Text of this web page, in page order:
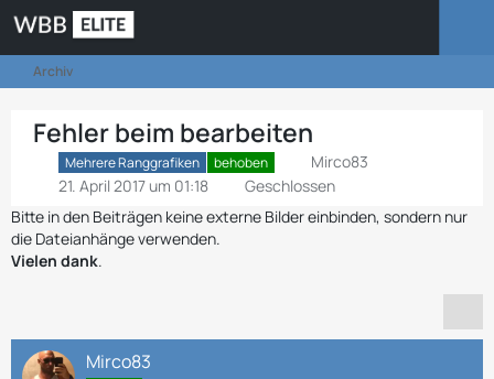
Archiv
Fehler beim bearbeiten
Mehrere Ranggrafiken behoben
Mirco83
21. April 2017 um 01:18
Geschlossen
Bitte in den Beiträgen keine externe Bilder einbinden, sondern nur
die Dateianhänge verwenden.
Vielen dank.
Mirco83